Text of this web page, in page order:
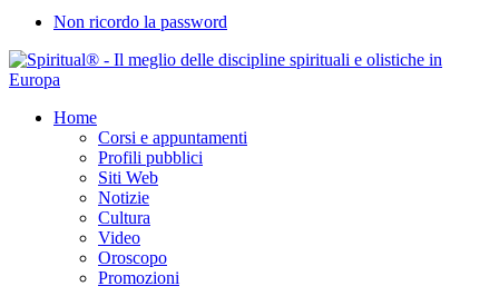
Non ricordo la password
Home
Corsi e appuntamenti
Profili pubblici
Siti Web
Notizie
Cultura
Video
Oroscopo
Promozioni